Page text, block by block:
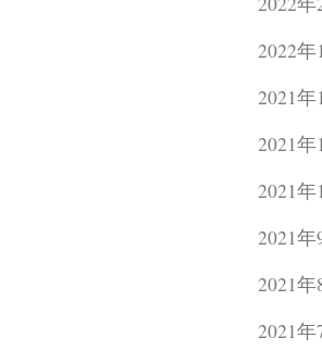
2022年
2021年
2021年
2021年
2021年
2021年
2021年